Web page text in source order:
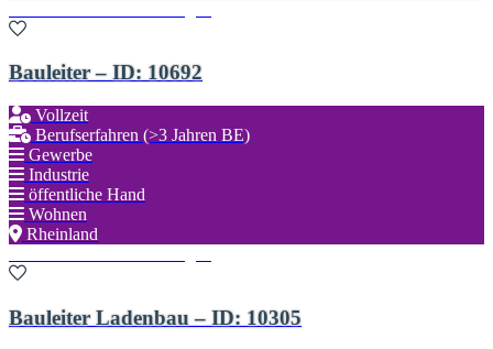
Bauleiter – ID: 10692
Vollzeit
Berufserfahren (>3 Jahren BE)
Gewerbe
Industrie
öffentliche Hand
Wohnen
Rheinland
Bauleiter Ladenbau – ID: 10305